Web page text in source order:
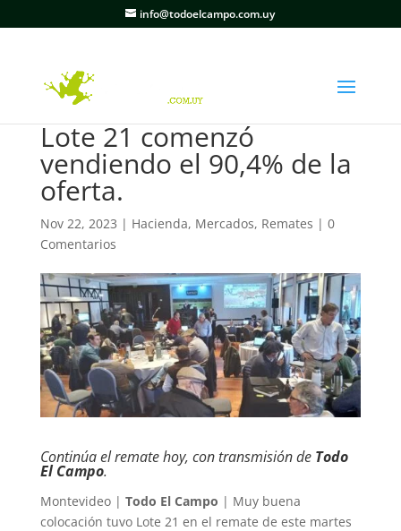
info@todoelcampo.com.uy
Lote 21 comenzó
vendiendo el 90,4% de la
oferta.
Nov 22, 2023 | Hacienda, Mercados, Remates | 0
Comentarios
Continúa el remate hoy, con transmisión de Todo
El Campo.
Montevideo | Todo El Campo | Muy buena
colocación tuvo Lote 21 en el remate de este martes